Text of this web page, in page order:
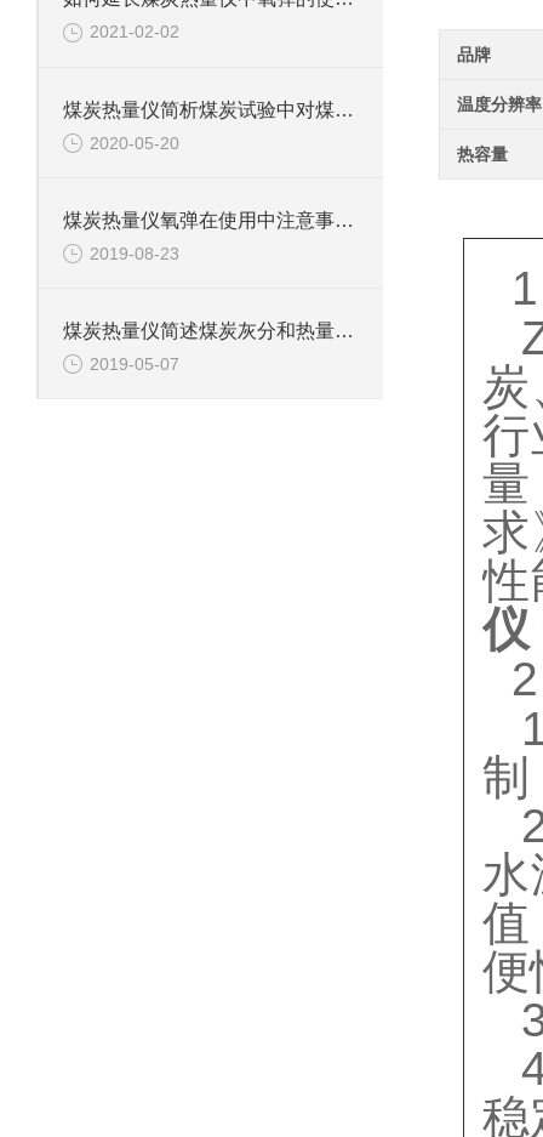
品牌
温度分辨率
热容量
行
量
求
性
仪
制
值
便
稳
2021-02-02
煤炭热量仪简析煤炭试验中对煤炭试样的采集是怎样的
2020-05-20
煤炭热量仪氧弹在使用中注意事项和延长寿命的方法
2019-08-23
煤炭热量仪简述煤炭灰分和热量之间的关系
2019-05-07